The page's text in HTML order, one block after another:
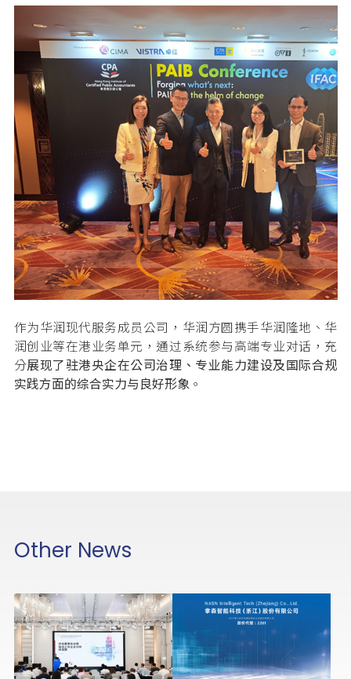
作为华润现代服务成员公司，华润方圆携手华润隆地、华
润创业等在港业务单元，通过系统参与高端专业对话，充
分展现了驻港央企在公司治理、专业能力建设及国际合规
实践方面的综合实力与良好形象。
Other News